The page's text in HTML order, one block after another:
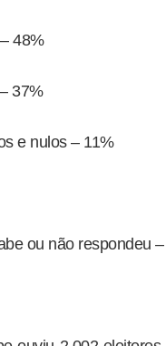
48%
37%
e nulos – 11%
ou não respondeu